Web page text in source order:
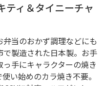
ティ＆タイニーチャ
当のおかず調理などにも
製造された日本製。お手
手にキャラクターの焼き
い始めのカラ焼き不要。